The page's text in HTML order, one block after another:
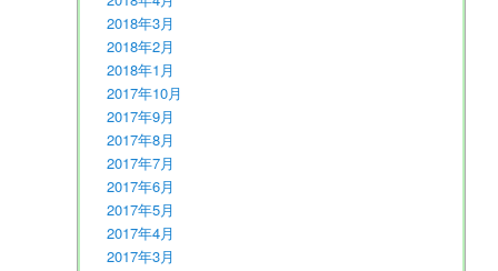
2018年3月
2018年2月
2018年1月
2017年10月
2017年9月
2017年8月
2017年7月
2017年6月
2017年5月
2017年4月
2017年3月